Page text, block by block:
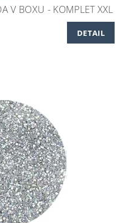
V BOXU - KOMPLET XXL
DETAIL